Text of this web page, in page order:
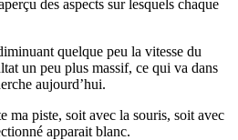
des aspects sur lesquels chaque
quelque peu la vitesse du
un peu plus massif, ce qui va dans
aujourd’hui.
ma piste, soit avec la souris, soit avec
apparait blanc.